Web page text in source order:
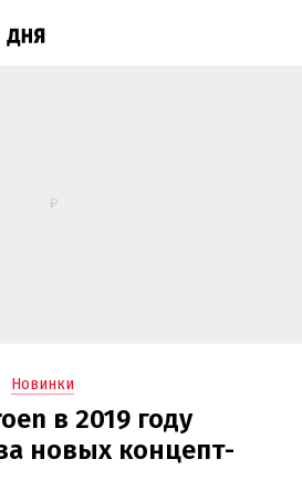
Новинки
в 2019 году
новых концепт-